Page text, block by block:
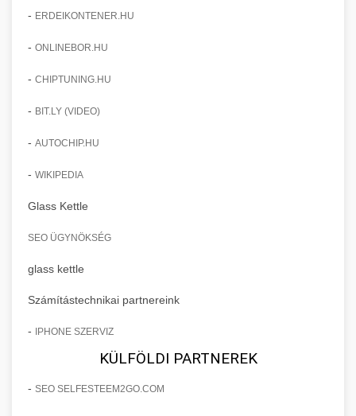
- ERDEIKONTENER.HU
- ONLINEBOR.HU
- CHIPTUNING.HU
- BIT.LY (VIDEO)
- AUTOCHIP.HU
- WIKIPEDIA
Glass Kettle
SEO ÜGYNÖKSÉG
glass kettle
Számítástechnikai partnereink
- IPHONE SZERVIZ
KÜLFÖLDI PARTNEREK
- SEO SELFESTEEM2GO.COM